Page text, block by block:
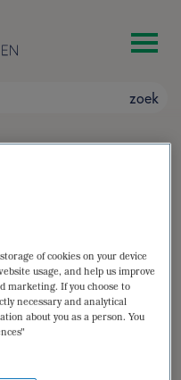
zoek
met chronisch
zoek
of cookies on your device
usage, and help us improve
marketing. If you choose to
necessary and analytical
about you as a person. You